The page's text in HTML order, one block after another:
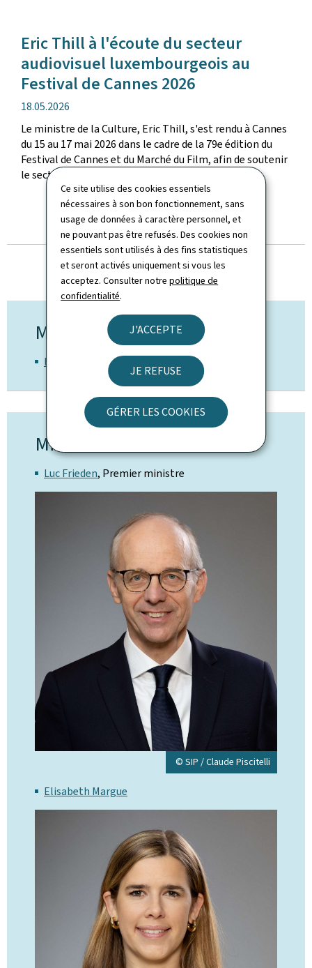
Ce site utilise des cookies essentiels
nécessaires à son bon fonctionnement, sans
usage de données à caractère personnel, et
ne pouvant pas être refusés. Des cookies non
essentiels sont utilisés à des fins statistiques
et seront activés uniquement si vous les
acceptez. Consulter notrepolitique de
confidentialité.
J'ACCEPTE
JE REFUSE
GÉRER LES COOKIES
Eric Thill à l'écoute du secteur
audiovisuel luxembourgeois au
Festival de Cannes 2026
date
de
publication
18.05.2026
Le ministre de la Culture, Eric Thill, s'est rendu à Cannes
du 15 au 17 mai 2026 dans le cadre de la 79e édition du
Festival de Cannes et du Marché du Film, afin de soutenir
le secteur audiovisuel luxembourgeois, ...
TOUTES LES ACTUALITÉS
Ministère de tutelle
Ministère d'Etat
Ministres
Luc Frieden, Premier ministre
© SIP / Claude Piscitelli
Elisabeth Margue